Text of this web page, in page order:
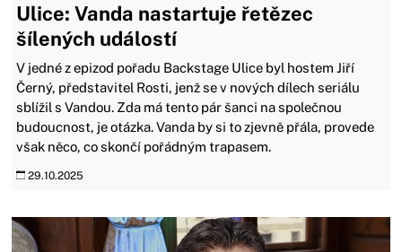
Ulice: Vanda nastartuje řetězec
šílených událostí
V jedné z epizod pořadu Backstage Ulice byl hostem Jiří
Černý, představitel Rosti, jenž se v nových dílech seriálu
sblížil s Vandou. Zda má tento pár šanci na společnou
budoucnost, je otázka. Vanda by si to zjevně přála, provede
však něco, co skončí pořádným trapasem.
29.10.2025